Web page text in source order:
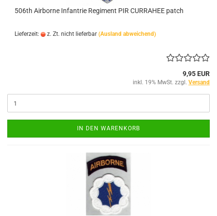
506th Airborne Infantrie Regiment PIR CURRAHEE patch
Lieferzeit: z. Zt. nicht lieferbar (Ausland abweichend)
9,95 EUR
inkl. 19% MwSt. zzgl. Versand
IN DEN WARENKORB